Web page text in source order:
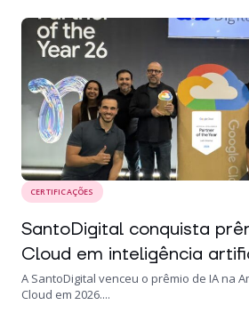
CERTIFICAÇÕES
SantoDigital conquista
Cloud em inteligência
A SantoDigital venceu o prêmio de IA na
Cloud em 2026....